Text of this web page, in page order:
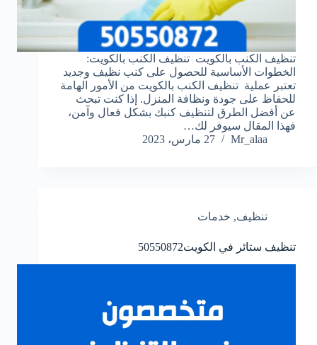
تنظيف الكنب بالكويت تنظيف الكنب بالكويت:
الخطوات الأساسية للحصول على كنب نظيف وجديد
تعتبر عملية تنظيف الكنب بالكويت من الأمور الهامة
للحفاظ على جودة ونظافة المنزل. إذا كنت تبحث
عن أفضل الطرق لتنظيف كنبك بشكل فعال وآمن،
فهذا المقال سيوفر لك…
Mr_alaa
27 مارس، 2023
تنظيف, خدمات
تنظيف ستائر في الكويت50550872